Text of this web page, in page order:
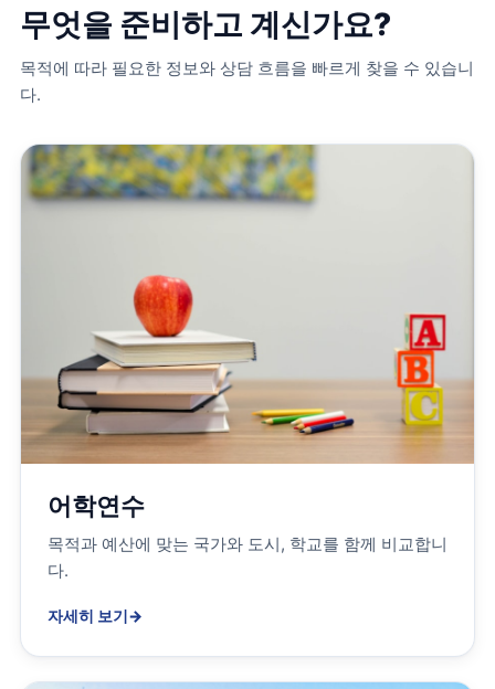
무엇을 준비하고 계신가요?
목적에 따라 필요한 정보와 상담 흐름을 빠르게 찾을 수 있습니
다.
어학연수
목적과 예산에 맞는 국가와 도시, 학교를 함께 비교합니
다.
자세히 보기→